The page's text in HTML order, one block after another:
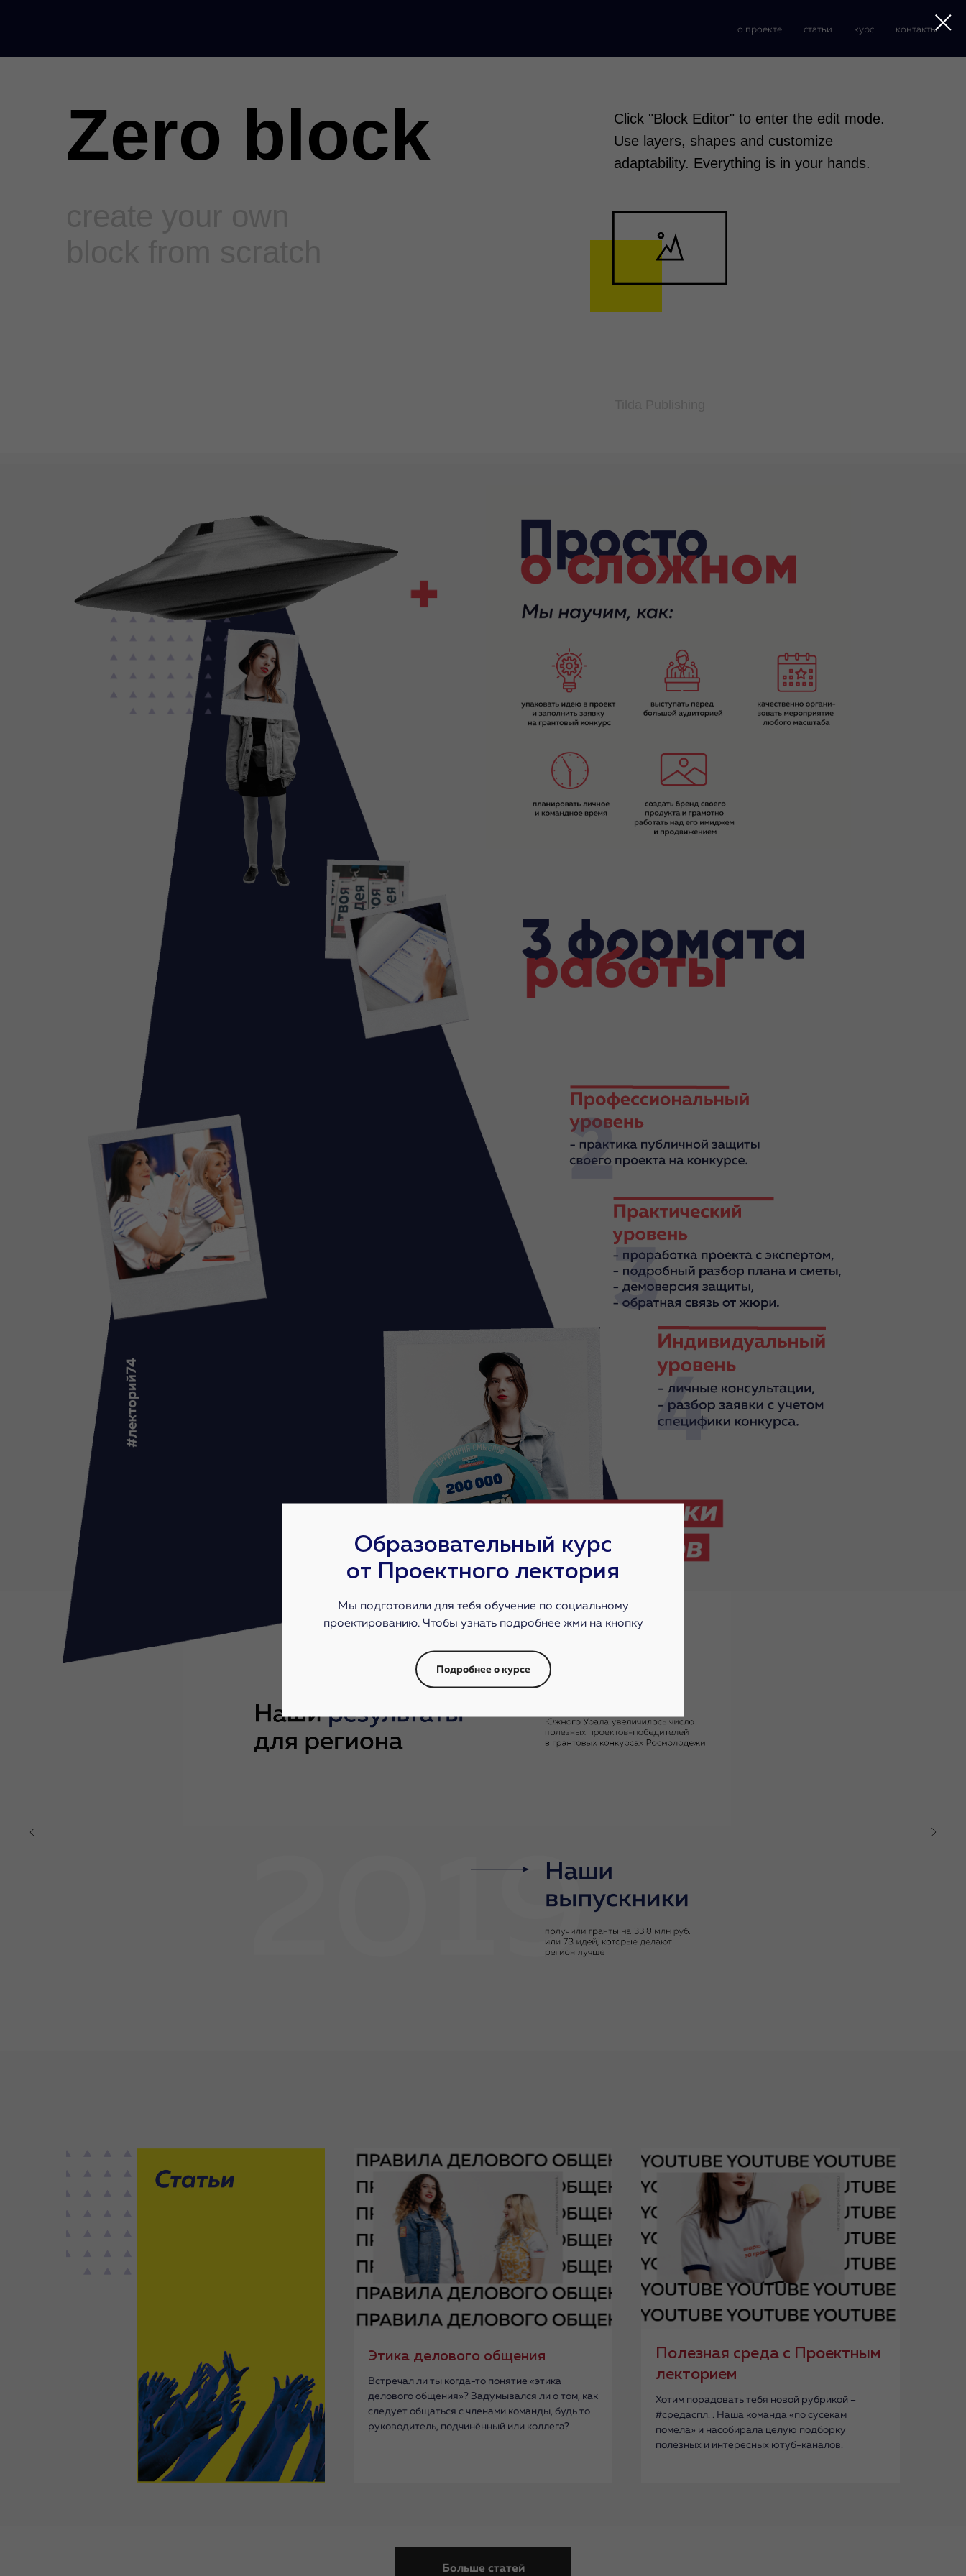
о проекте статьи курс контакты
Zero block
Click "Block Editor" to enter the edit mode.
Use layers, shapes and customize
adaptability. Everything is in your hands.
Этика делового общения
Встречал ли ты когда-то понятие «этика
делового общения»? Задумывался ли о том, как
следует общаться с членами команды, будь то
руководитель, подчинённый или коллега?
Полезная среда с Проектным
лекторием
Хотим порадовать тебя новой рубрикой –
#средаспл. . Наша команда «по сусекам
помела» и насобирала целую подборку
полезных и интересных ютуб-каналов.
Больше статей
Образовательный курс
от Проектного лектория
Мы подготовили для тебя обучение по социальному
проектированию. Чтобы узнать подробнее жми на кнопку
Подробнее о курсе